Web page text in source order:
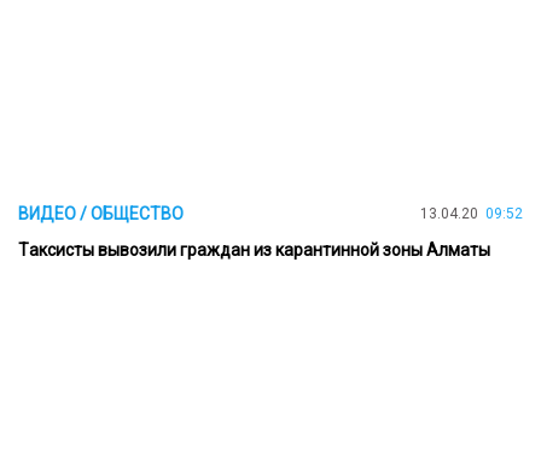
ВИДЕО / ОБЩЕСТВО 13.04.20 09:52
Tаксисты вывозили граждан из карантинной зоны Алматы